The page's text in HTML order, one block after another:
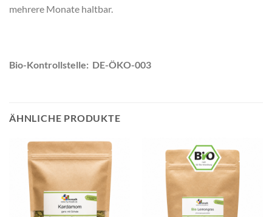
mehrere Monate haltbar.
Bio-Kontrollstelle: DE-ÖKO-003
ÄHNLICHE PRODUKTE